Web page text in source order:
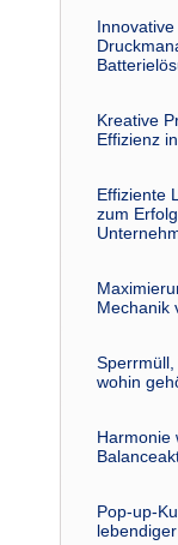
Kreative
Effizienz
Effiziente
zum
Mechanik
wohin
Harmonie
Pop-up-